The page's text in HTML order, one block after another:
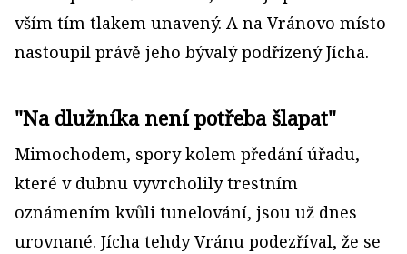
vším tím tlakem unavený. A na Vránovo místo
nastoupil právě jeho bývalý podřízený Jícha.
"Na dlužníka není potřeba šlapat"
Mimochodem, spory kolem předání úřadu,
které v dubnu vyvrcholily trestním
oznámením kvůli tunelování, jsou už dnes
urovnané. Jícha tehdy Vránu podezříval, že se